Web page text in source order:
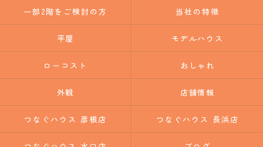
一部2階をご検討の方 当社の特徴
平屋 モデルハウス
ローコスト おしゃれ
外観 店舗情報
つなぐハウス 彦根店 つなぐハウス 長浜店